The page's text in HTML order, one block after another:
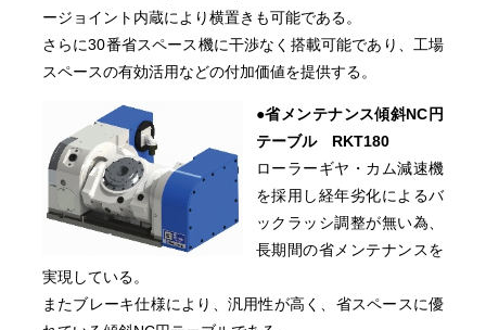
ージョイント内蔵により横置きも可能である。
さらに30番省スペース機に干渉なく搭載可能であり、工場
スペースの有効活用などの付加価値を提供する。
●省メンテナンス傾斜NC円
テーブル RKT180
ローラーギヤ・カム減速機
を採用し経年劣化によるバ
ックラッシ調整が無い為、
長期間の省メンテナンスを
実現している。
またブレーキ仕様により、汎用性が高く、省スペースに優